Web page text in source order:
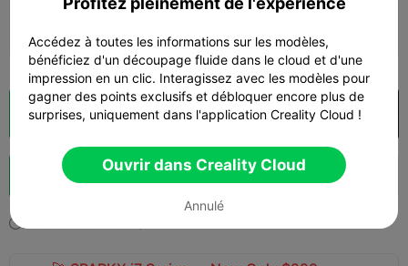
Découpes Ouvrir dans Creality Cloud
Booster 134 166 

Accédez à toutes les informations sur les modèles,
bénéficiez d'un découpage fluide dans le cloud et d'une
impression en un clic. Interagissez avec les modèles pour
gagner des points exclusifs et débloquer encore plus de
surprises, uniquement dans l'application Creality Cloud !
Ouvrir dans Creality Cloud
Annulé